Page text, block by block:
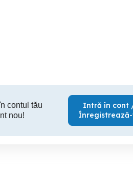
contul tău
nou!
Intră în cont